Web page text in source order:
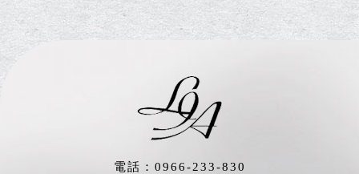
電話： 0966-233-830